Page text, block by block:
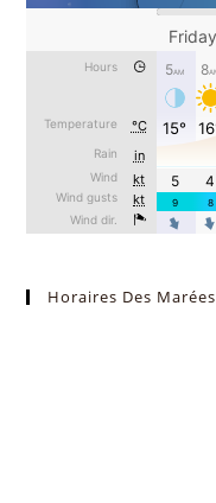
Horaires Des Marées